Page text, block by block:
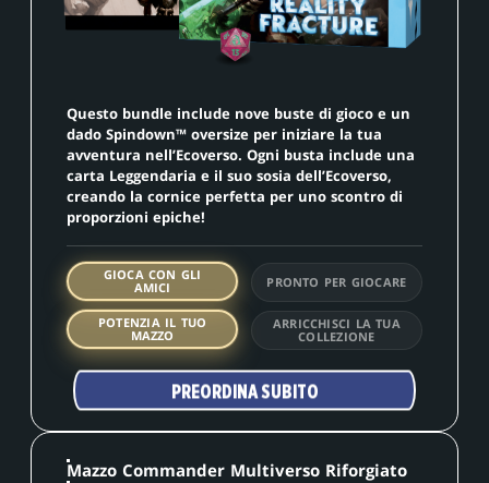
Questo bundle include nove buste di gioco e un
dado Spindown™ oversize per iniziare la tua
avventura nell’Ecoverso. Ogni busta include una
carta Leggendaria e il suo sosia dell’Ecoverso,
creando la cornice perfetta per uno scontro di
proporzioni epiche!
GIOCA CON GLI
AMICI
PRONTO PER GIOCARE
POTENZIA IL TUO
MAZZO
ARRICCHISCI LA TUA
COLLEZIONE
PREORDINA SUBITO
Mazzo Commander Multiverso Riforgiato